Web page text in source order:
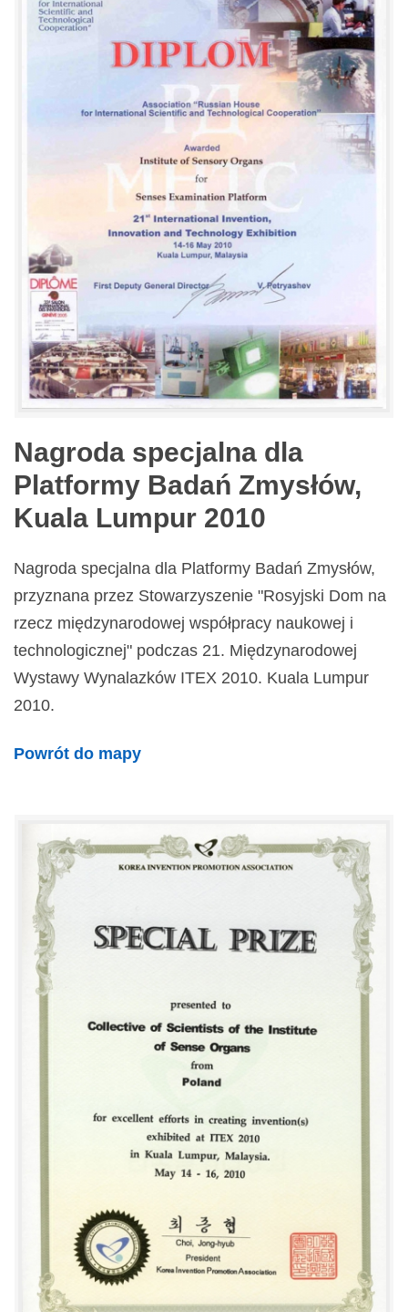
Nagroda specjalna dla
Platformy Badań Zmysłów,
Kuala Lumpur 2010
Nagroda specjalna dla Platformy Badań Zmysłów,
przyznana przez Stowarzyszenie "Rosyjski Dom na
rzecz międzynarodowej współpracy naukowej i
technologicznej" podczas 21. Międzynarodowej
Wystawy Wynalazków ITEX 2010. Kuala Lumpur
2010.
Powrót do mapy